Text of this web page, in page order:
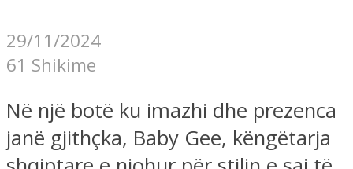
29/11/2024
61 Shikime
Në një botë ku imazhi dhe prezenca
janë gjithçka, Baby Gee, këngëtarja